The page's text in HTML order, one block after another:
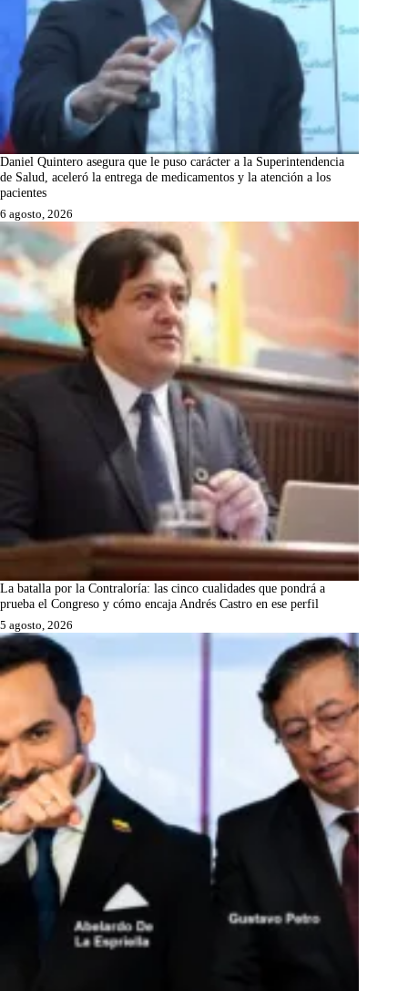
Daniel Quintero asegura que le puso carácter a la Superintendencia
de Salud, aceleró la entrega de medicamentos y la atención a los
pacientes
6 agosto, 2026
La batalla por la Contraloría: las cinco cualidades que pondrá a
prueba el Congreso y cómo encaja Andrés Castro en ese perfil
5 agosto, 2026